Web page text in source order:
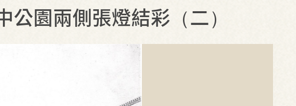
園兩側張燈結彩（二）